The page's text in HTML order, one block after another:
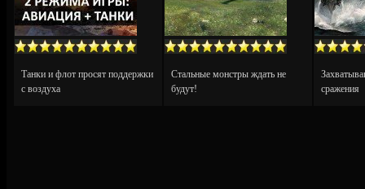
Танки и флот просят поддержки
с воздуха
Стальные монстры ждать не
будут!
сражения